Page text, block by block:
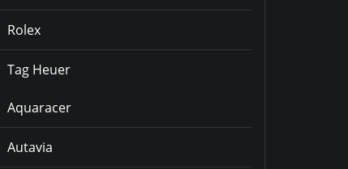
Rolex
Tag Heuer
Aquaracer
Autavia